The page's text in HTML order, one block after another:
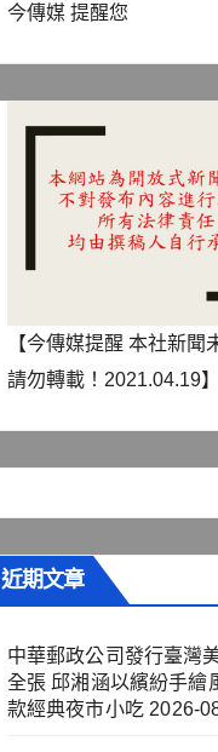
今傳媒 提醒您
【今傳媒提醒 本社新聞
請勿轉載！2021.04.19】
近期文章
中華郵政公司發行臺灣
全張 邱湘涵以繽紛手繪
款經典夜市小吃 2026-